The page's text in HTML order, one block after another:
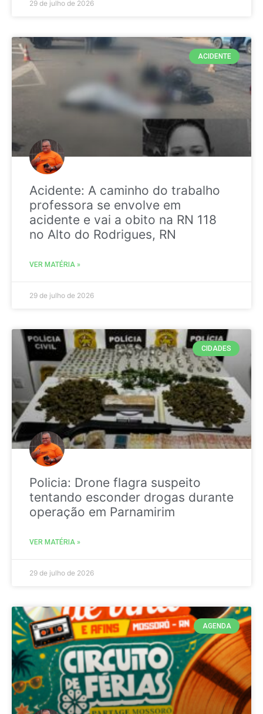
29 de julho de 2026
ACIDENTE
Acidente: A caminho do trabalho
professora se envolve em
acidente e vai a obito na RN 118
no Alto do Rodrigues, RN
VER MATÉRIA »
29 de julho de 2026
CIDADES
Policia: Drone flagra suspeito
tentando esconder drogas durante
operação em Parnamirim
VER MATÉRIA »
29 de julho de 2026
AGENDA